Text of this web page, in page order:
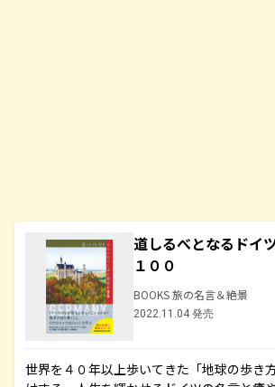
道しるべとなるドイ
１００
BOOKS 旅の名言＆絶景
2022.11.04 発売
世界を４０年以上歩いてきた「地球の歩き